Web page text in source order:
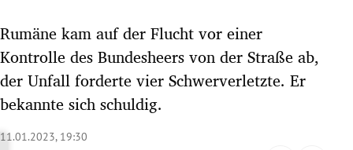
Untermenü
Rumäne kam auf der Flucht vor einer
Kontrolle des Bundesheers von der Straße ab,
der Unfall forderte vier Schwerverletzte. Er
bekannte sich schuldig.
11.01.2023, 19:30